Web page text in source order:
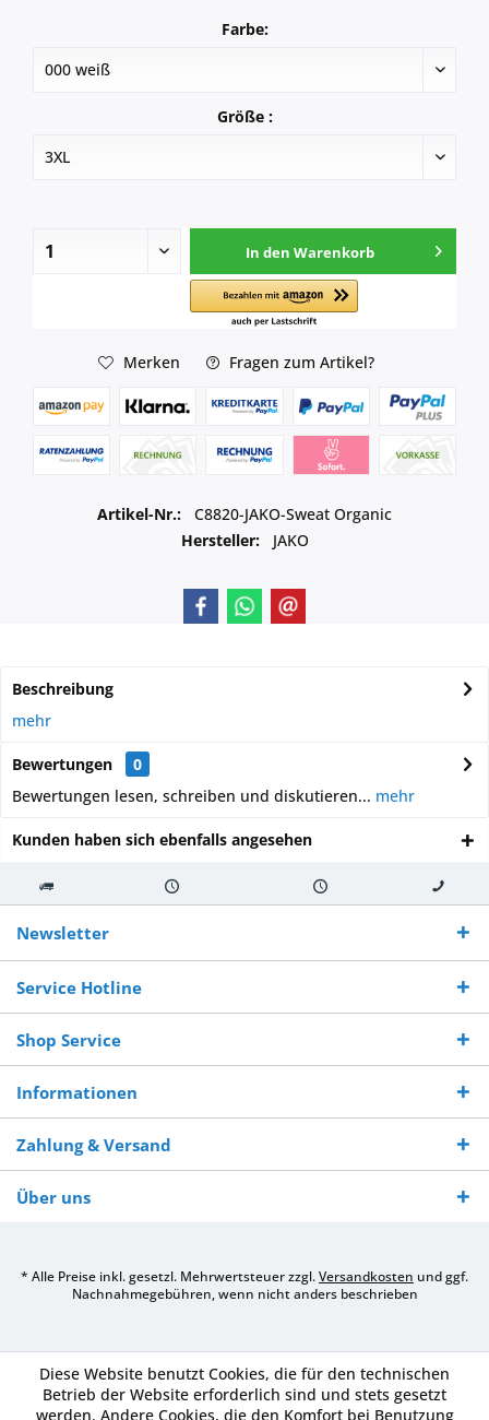
Farbe:
Größe :
In den Warenkorb
Merken Fragen zum Artikel?
Artikel-Nr.:
C8820-JAKO-Sweat Organic
Hersteller:
JAKO
Beschreibung
mehr
Bewertungen
0
Bewertungen lesen, schreiben und diskutieren... mehr
Kunden haben sich ebenfalls angesehen
Kostenloser
Versand ab €
250,-
Versand innerhalb von Versand von So erreichen
Sie uns 0160
970 511 90
Newsletter
Service Hotline
Shop Service
Informationen
Zahlung & Versand
Über uns
* Alle Preise inkl. gesetzl. Mehrwertsteuer zzgl.Versandkosten und ggf.
Nachnahmegebühren, wenn nicht anders beschrieben
Diese Website benutzt Cookies, die für den technischen
Betrieb der Website erforderlich sind und stets gesetzt
werden. Andere Cookies, die den Komfort bei Benutzung